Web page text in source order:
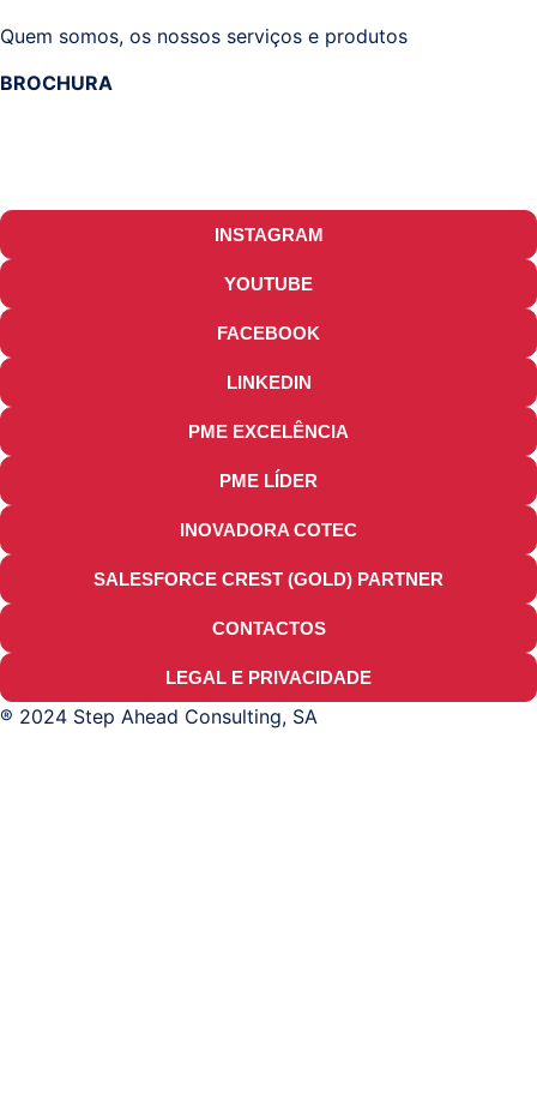
Quem somos, os nossos serviços e produtos
BROCHURA
INSTAGRAM
YOUTUBE
FACEBOOK
LINKEDIN
PME EXCELÊNCIA
PME LÍDER
INOVADORA COTEC
SALESFORCE CREST (GOLD) PARTNER
CONTACTOS
LEGAL E PRIVACIDADE
® 2024 Step Ahead Consulting, SA